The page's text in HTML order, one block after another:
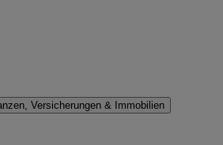
Versicherungen & Immobilien